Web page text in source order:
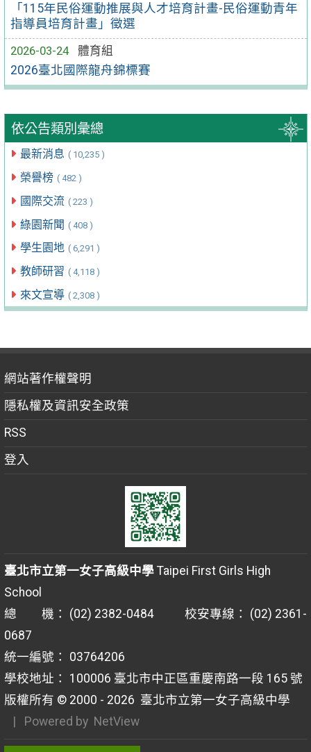
「115年民俗運動推展與人才培育計畫-民俗運動青年
指導員培育計畫」徵選
2026-03-24
體育組
2026臺北國際龍舟錦標賽
依公告類別彙總
最新消息 ( 10,235 )
榮譽榜 ( 482 )
國際交流 ( 223 )
綠園新聞 ( 408 )
學生園地 ( 6,291 )
教師研習 ( 4,118 )
來文宣導 ( 2,308 )
網站著作權聲明
隱私權及資訊安全政策
RSS
登入
臺北市立第一女子高級中學Taipei First Girls High
School
總 機： (02) 2382-0484 校安專線： (02) 2361-
0687
統一編號： 03764206
學校地址： 100006 臺北市中正區重慶南路一段 165 號
版權所有 © 2000 - 2026 臺北市立第一女子高級中學
| Powered by NetView